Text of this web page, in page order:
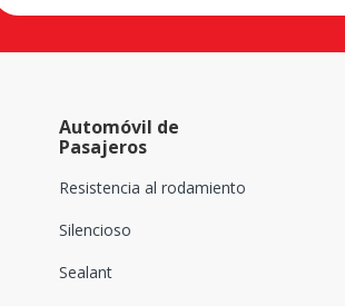
Automóvil de
Pasajeros
Resistencia al rodamiento
Silencioso
Sealant